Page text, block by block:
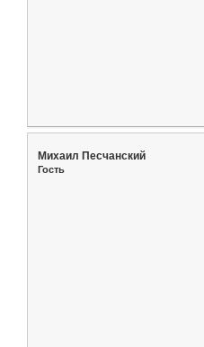
Михаил Песчанский
Гость